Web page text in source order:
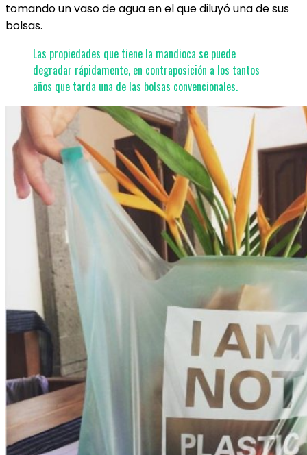
tomando un vaso de agua en el que diluyó una de sus
bolsas.
Las propiedades que tiene la mandioca se puede
degradar rápidamente, en contraposición a los tantos
años que tarda una de las bolsas convencionales.